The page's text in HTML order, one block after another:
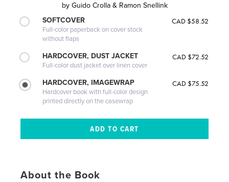
by Guido Crolla & Ramon Snellink
SOFTCOVER
Full-color paperback on cover stock
without flaps
CAD $58.52
HARDCOVER, DUST JACKET
Full-color dust jacket over linen cover
CAD $72.52
HARDCOVER, IMAGEWRAP
Hardcover book with full-color design
printed directly on the casewrap
CAD $75.52
About the Book